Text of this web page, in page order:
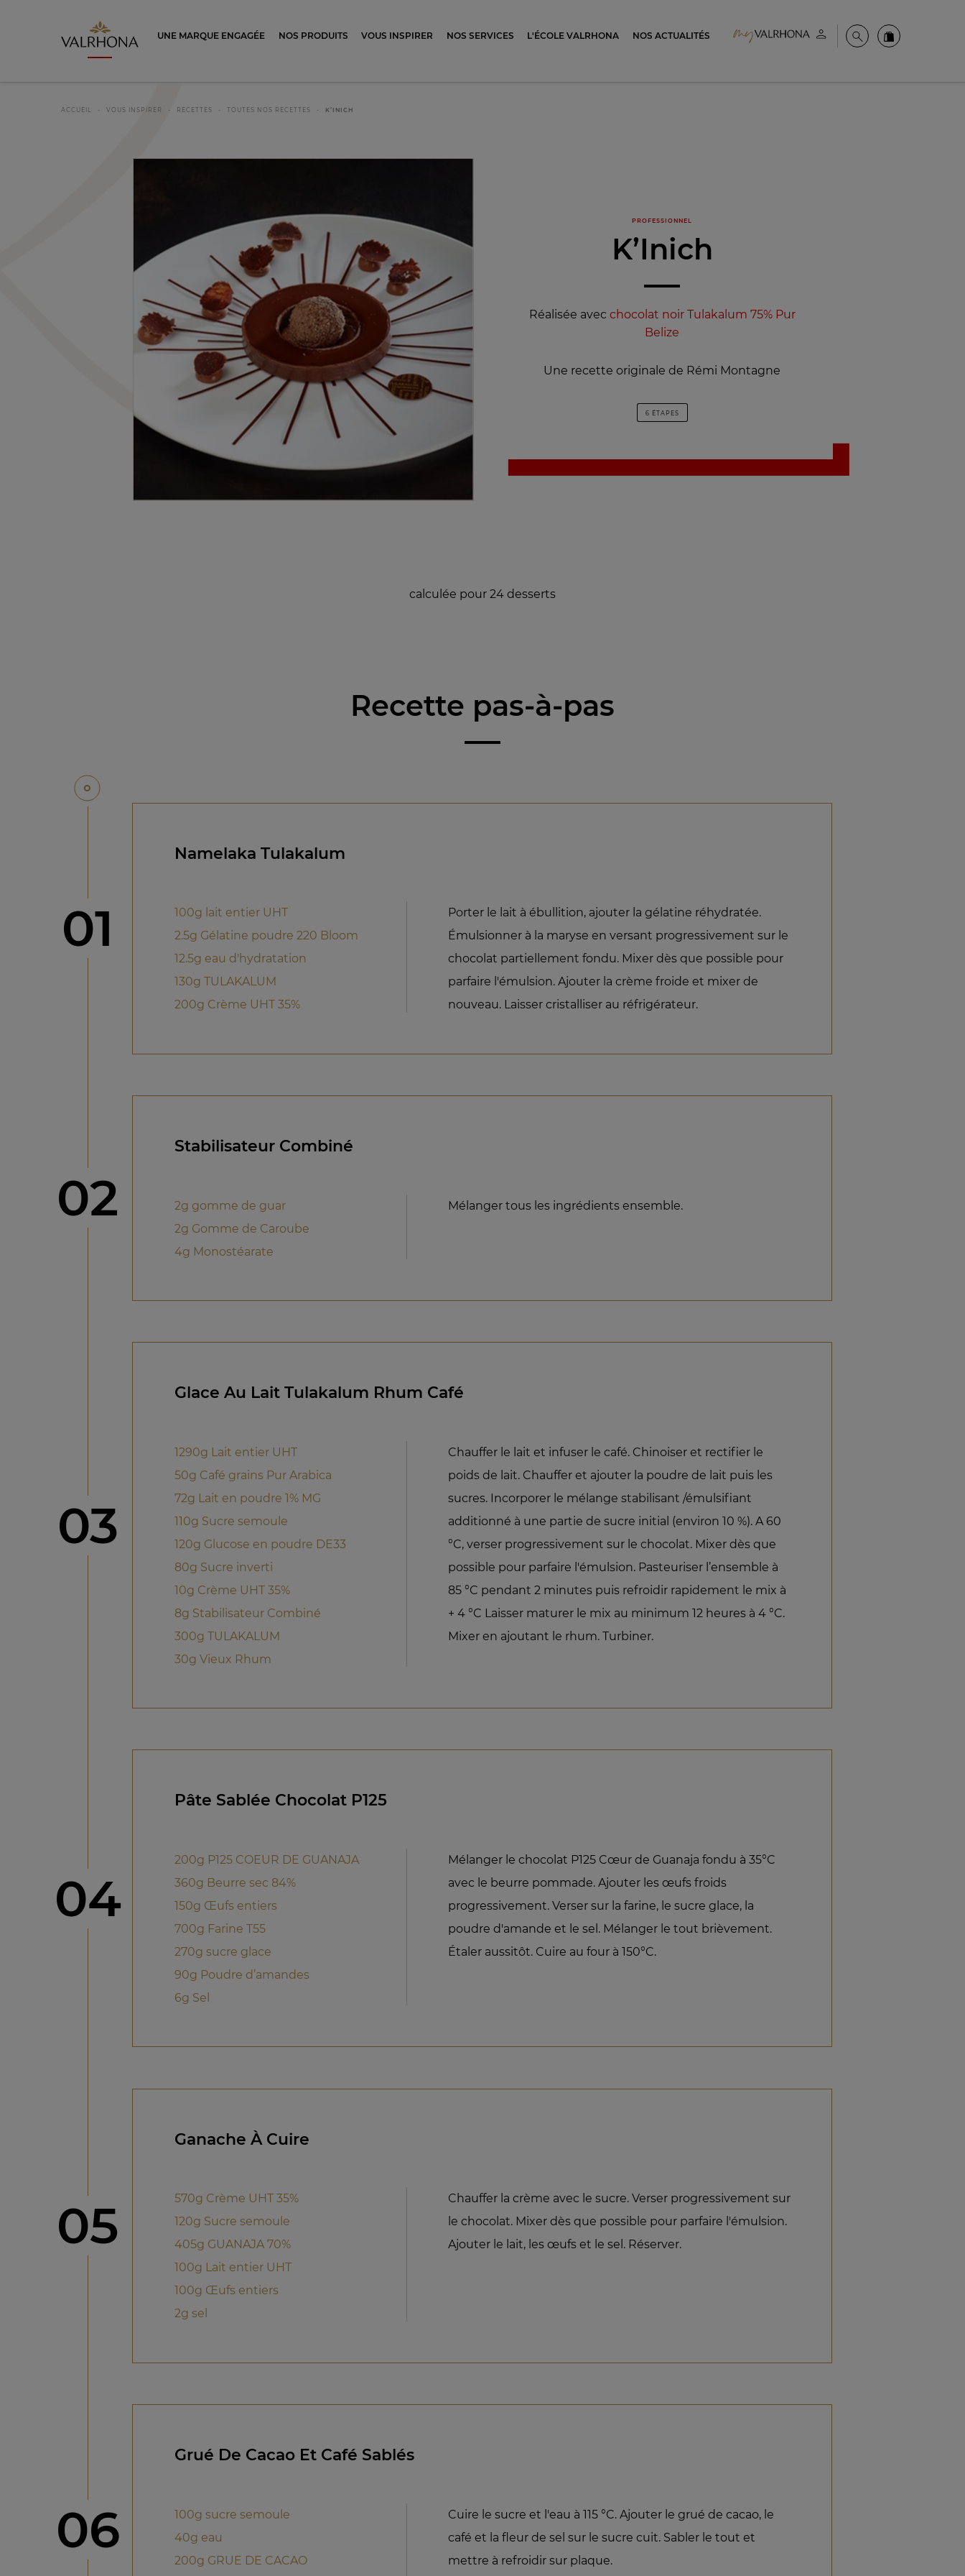
Valrhona - Imaginons le meilleur du chocolat
Espace client RechercheCommandez
UNE MARQUE ENGAGÉE NOS PRODUITS VOUS INSPIRER NOS SERVICES L'ÉCOLE VALRHONA NOS ACTUALITÉS
ACCUEIL VOUS INSPIRER RECETTES TOUTES NOS RECETTES K’INICH
PROFESSIONNEL
K’Inich
Réalisée avec chocolat noir Tulakalum 75% Pur
Belize
Une recette originale de Rémi Montagne
6 ÉTAPES
calculée pour 24 desserts
Recette pas-à-pas
étape
01
Namelaka Tulakalum
100g lait entier UHT
2.5g Gélatine poudre 220 Bloom
12.5g eau d'hydratation
130g TULAKALUM
200g Crème UHT 35%
Porter le lait à ébullition, ajouter la gélatine réhydratée.
Émulsionner à la maryse en versant progressivement sur le
chocolat partiellement fondu. Mixer dès que possible pour
parfaire l'émulsion. Ajouter la crème froide et mixer de
nouveau. Laisser cristalliser au réfrigérateur.
étape
02
Stabilisateur Combiné
2g gomme de guar
2g Gomme de Caroube
4g Monostéarate
Mélanger tous les ingrédients ensemble.
étape
03
Glace Au Lait Tulakalum Rhum Café
1290g Lait entier UHT
50g Café grains Pur Arabica
72g Lait en poudre 1% MG
110g Sucre semoule
120g Glucose en poudre DE33
80g Sucre inverti
10g Crème UHT 35%
8g Stabilisateur Combiné
300g TULAKALUM
30g Vieux Rhum
Chauffer le lait et infuser le café. Chinoiser et rectifier le
poids de lait. Chauffer et ajouter la poudre de lait puis les
sucres. Incorporer le mélange stabilisant /émulsifiant
additionné à une partie de sucre initial (environ 10 %). A 60
°C, verser progressivement sur le chocolat. Mixer dès que
possible pour parfaire l'émulsion. Pasteuriser l’ensemble à
85 °C pendant 2 minutes puis refroidir rapidement le mix à
+ 4 °C Laisser maturer le mix au minimum 12 heures à 4 °C.
Mixer en ajoutant le rhum. Turbiner.
étape
04
Pâte Sablée Chocolat P125
200g P125 COEUR DE GUANAJA
360g Beurre sec 84%
150g Œufs entiers
700g Farine T55
270g sucre glace
90g Poudre d’amandes
6g Sel
Mélanger le chocolat P125 Cœur de Guanaja fondu à 35°C
avec le beurre pommade. Ajouter les œufs froids
progressivement. Verser sur la farine, le sucre glace, la
poudre d'amande et le sel. Mélanger le tout brièvement.
Étaler aussitôt. Cuire au four à 150°C.
étape
05
Ganache À Cuire
570g Crème UHT 35%
120g Sucre semoule
405g GUANAJA 70%
100g Lait entier UHT
100g Œufs entiers
2g sel
Chauffer la crème avec le sucre. Verser progressivement sur
le chocolat. Mixer dès que possible pour parfaire l'émulsion.
Ajouter le lait, les œufs et le sel. Réserver.
étape
06
Grué De Cacao Et Café Sablés
100g sucre semoule
40g eau
200g GRUE DE CACAO
Cuire le sucre et l'eau à 115 °C. Ajouter le grué de cacao, le
café et la fleur de sel sur le sucre cuit. Sabler le tout et
mettre à refroidir sur plaque.